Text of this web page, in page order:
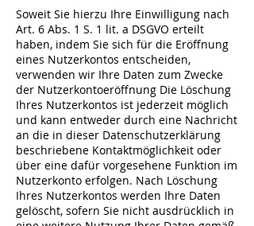
Soweit Sie hierzu Ihre Einwilligung nach
Art. 6 Abs. 1 S. 1 lit. a DSGVO erteilt
haben, indem Sie sich für die Eröffnung
eines Nutzerkontos entscheiden,
verwenden wir Ihre Daten zum Zwecke
der Nutzerkontoeröffnung Die Löschung
Ihres Nutzerkontos ist jederzeit möglich
und kann entweder durch eine Nachricht
an die in dieser Datenschutzerklärung
beschriebene Kontaktmöglichkeit oder
über eine dafür vorgesehene Funktion im
Nutzerkonto erfolgen. Nach Löschung
Ihres Nutzerkontos werden Ihre Daten
gelöscht, sofern Sie nicht ausdrücklich in